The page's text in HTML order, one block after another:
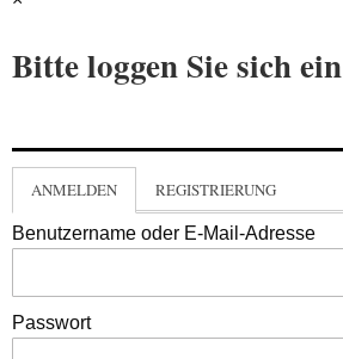
Bitte loggen Sie sich ein
ANMELDEN REGISTRIERUNG
Benutzername oder E-Mail-Adresse
Passwort